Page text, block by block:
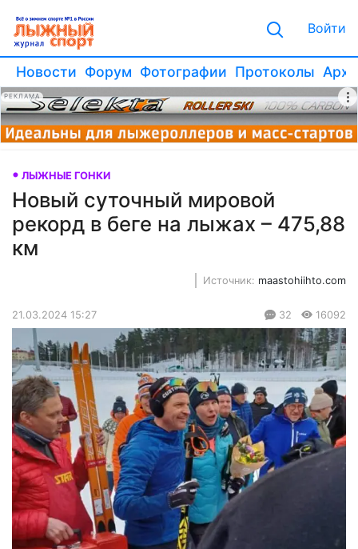
Войти
Новости Форум Фотографии Протоколы
РЕКЛАМА
ЛЫЖНЫЕ ГОНКИ
Новый суточный мировой
рекорд в беге на лыжах – 475,88
км
Источник: maastohiihto.com
21.03.2024 15:27 32 16092